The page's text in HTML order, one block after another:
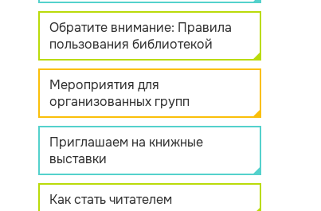
Обратите внимание: Правила
пользования библиотекой
Мероприятия для
организованных групп
Приглашаем на книжные
выставки
Как стать читателем